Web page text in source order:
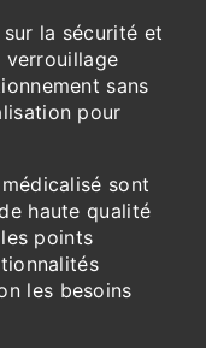
la sécurité et
verrouillage
sans
pour
sont
haute qualité
points
les besoins